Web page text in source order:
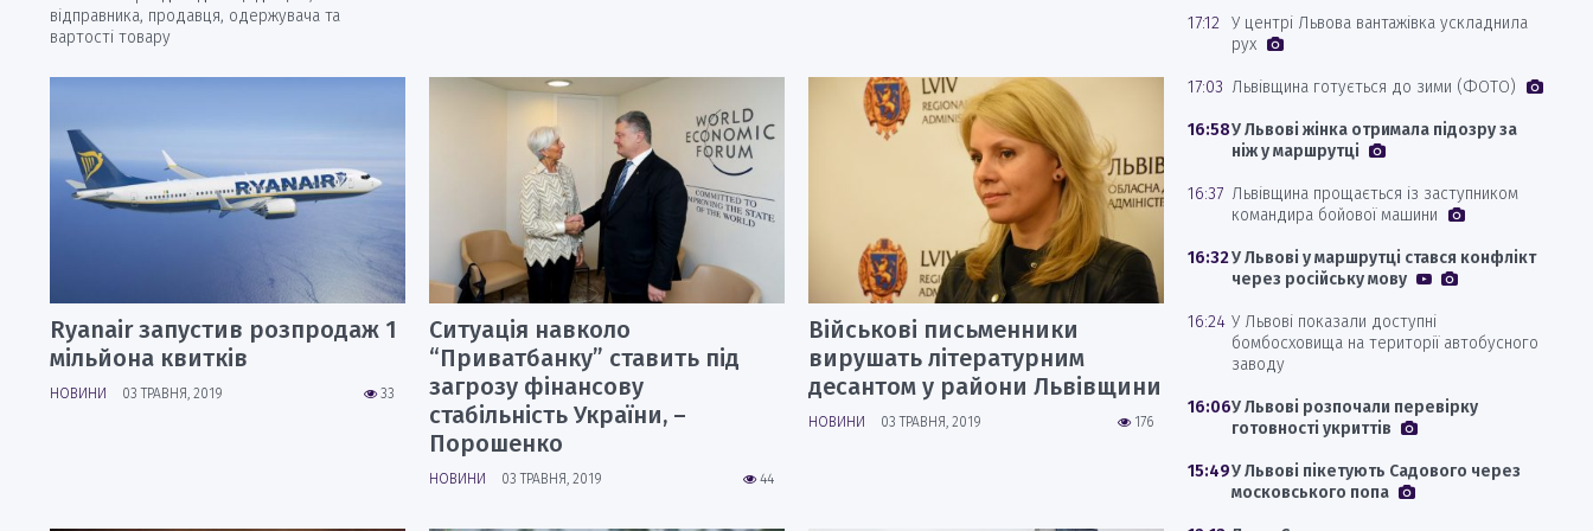
відправника, продавця, одержувача та
вартості товару
Ryanair запустив розпродаж 1
мільйона квитків
33
НОВИНИ 03 ТРАВНЯ, 2019
Ситуація навколо
“Приватбанку” ставить під
загрозу фінансову
стабільність України, –
Порошенко
44
НОВИНИ 03 ТРАВНЯ, 2019
Військові письменники
вирушать літературним
десантом у райони Львівщини
176
НОВИНИ 03 ТРАВНЯ, 2019
17:12 У центрі Львова вантажівка ускладнила
рух
17:03 Львівщина готується до зими (ФОТО)
16:58У Львові жінка отримала підозру за
ніж у маршрутці
16:37 Львівщина прощається із заступником
командира бойової машини
16:32У Львові у маршрутці стався конфлікт
через російську мову
16:24 У Львові показали доступні
бомбосховища на території автобусного
заводу
16:06У Львові розпочали перевірку
готовності укриттів
15:49У Львові пікетують Садового через
московського попа